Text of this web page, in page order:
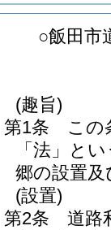
○飯田市
(趣旨)
第1条
この
「法」と
郷の設置
(設置)
第2条
道路